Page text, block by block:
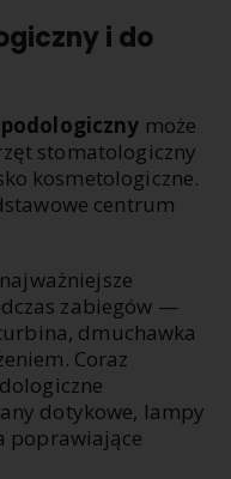
i do
może
stomatologiczny
kosmetologiczne.
centrum
zabiegów —
dmuchawka
Coraz
dotykowe, lampy
poprawiające